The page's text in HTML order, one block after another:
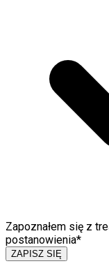
Zapoznałem się z
postanowienia*
ZAPISZ SIĘ